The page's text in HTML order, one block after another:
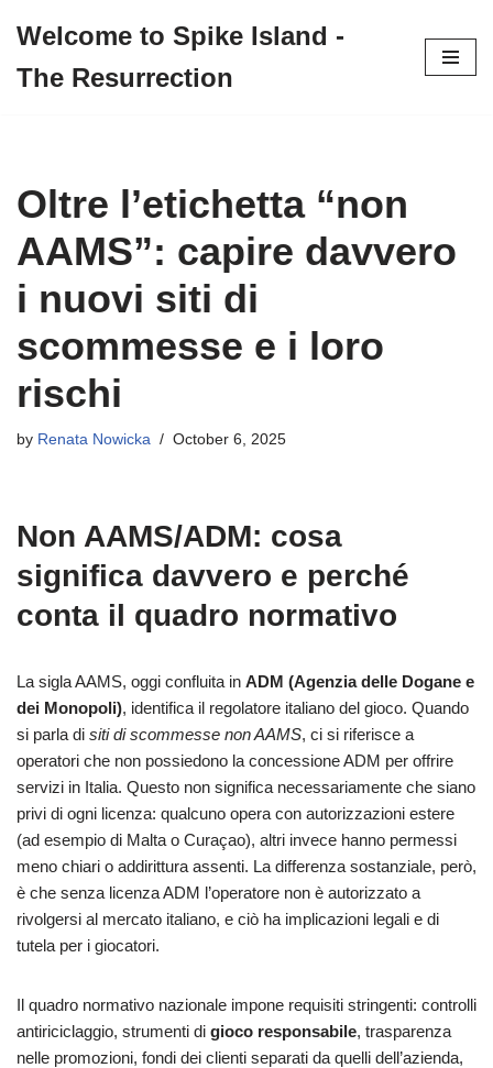
to
Welcome to Spike Island -
The Resurrection
Oltre l’etichetta “non
AAMS”: capire davvero
i nuovi siti di
scommesse e i loro
rischi
by Renata Nowicka October 6, 2025
Non AAMS/ADM: cosa
significa davvero e perché
conta il quadro normativo
La sigla AAMS, oggi confluita in ADM (Agenzia delle Dogane e
dei Monopoli), identifica il regolatore italiano del gioco. Quando
si parla di siti di scommesse non AAMS, ci si riferisce a
operatori che non possiedono la concessione ADM per offrire
servizi in Italia. Questo non significa necessariamente che siano
privi di ogni licenza: qualcuno opera con autorizzazioni estere
(ad esempio di Malta o Curaçao), altri invece hanno permessi
meno chiari o addirittura assenti. La differenza sostanziale, però,
è che senza licenza ADM l’operatore non è autorizzato a
rivolgersi al mercato italiano, e ciò ha implicazioni legali e di
tutela per i giocatori.
Il quadro normativo nazionale impone requisiti stringenti: controlli
antiriciclaggio, strumenti di gioco responsabile, trasparenza
nelle promozioni, fondi dei clienti separati da quelli dell’azienda,